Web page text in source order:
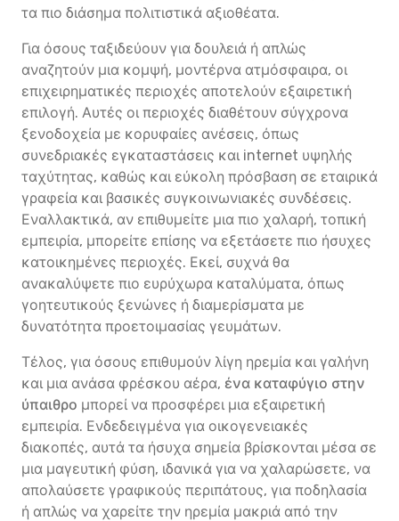
τα πιο διάσημα πολιτιστικά αξιοθέατα.
Για όσους ταξιδεύουν για δουλειά ή απλώς
αναζητούν μια κομψή, μοντέρνα ατμόσφαιρα, οι
επιχειρηματικές περιοχές αποτελούν εξαιρετική
επιλογή. Αυτές οι περιοχές διαθέτουν σύγχρονα
ξενοδοχεία με κορυφαίες ανέσεις, όπως
συνεδριακές εγκαταστάσεις και internet υψηλής
ταχύτητας, καθώς και εύκολη πρόσβαση σε εταιρικά
γραφεία και βασικές συγκοινωνιακές συνδέσεις.
Εναλλακτικά, αν επιθυμείτε μια πιο χαλαρή, τοπική
εμπειρία, μπορείτε επίσης να εξετάσετε πιο ήσυχες
κατοικημένες περιοχές. Εκεί, συχνά θα
ανακαλύψετε πιο ευρύχωρα καταλύματα, όπως
γοητευτικούς ξενώνες ή διαμερίσματα με
δυνατότητα προετοιμασίας γευμάτων.
Τέλος, για όσους επιθυμούν λίγη ηρεμία και γαλήνη
και μια ανάσα φρέσκου αέρα, ένα καταφύγιο στην
ύπαιθρο μπορεί να προσφέρει μια εξαιρετική
εμπειρία. Ενδεδειγμένα για οικογενειακές
διακοπές, αυτά τα ήσυχα σημεία βρίσκονται μέσα σε
μια μαγευτική φύση, ιδανικά για να χαλαρώσετε, να
απολαύσετε γραφικούς περιπάτους, για ποδηλασία
ή απλώς να χαρείτε την ηρεμία μακριά από την